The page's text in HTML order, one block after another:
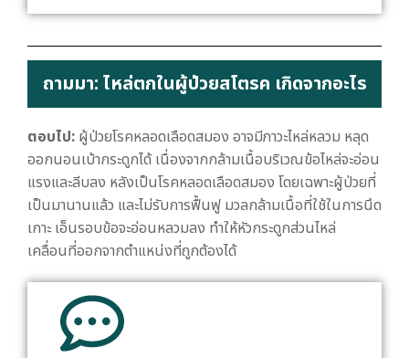
ถามมา: ไหล่ตกในผู้ป่วยสโตรค เกิดจากอะไร
ตอบไป: ผู้ป่วยโรคหลอดเลือดสมอง อาจมีภาวะไหล่หลวม หลุด
ออกนอนเบ้ากระดูกได้ เนื่องจากกล้ามเนื้อบริเวณข้อไหล่จะอ่อน
แรงและลีบลง หลังเป็นโรคหลอดเลือดสมอง โดยเฉพาะผู้ป่วยที่
เป็นมานานแล้ว และไม่รับการฟื้นฟู มวลกล้ามเนื้อที่ใช้ในการนึด
เกาะ เอ็นรอบข้อจะอ่อนหลวมลง ทำให้หัวกระดูกส่วนไหล่
เคลื่อนที่ออกจากตำแหน่งที่ถูกต้องได้